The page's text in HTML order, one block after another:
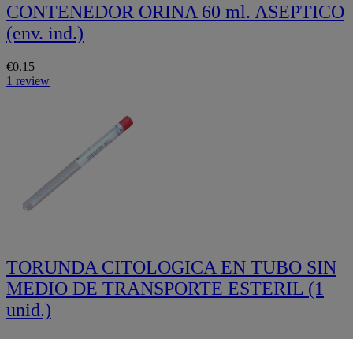
CONTENEDOR ORINA 60 ml. ASEPTICO
(env. ind.)
€0.15
1 review
TORUNDA CITOLOGICA EN TUBO SIN
MEDIO DE TRANSPORTE ESTERIL (1
unid.)